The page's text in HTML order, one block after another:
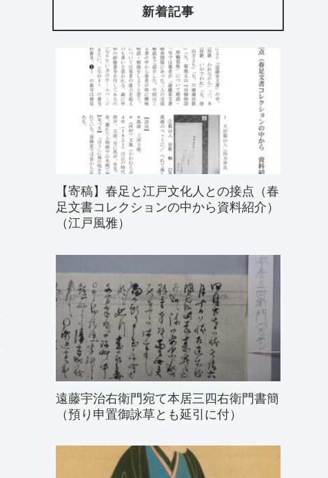
新着記事
【寄稿】春足と江戸文化人との接点（春
足文書コレクションの中から資料紹介）
（江戸風雅）
遠藤宇治右衛門宛て本居三四右衛門書簡
（預り申置御詠草とも延引に付）